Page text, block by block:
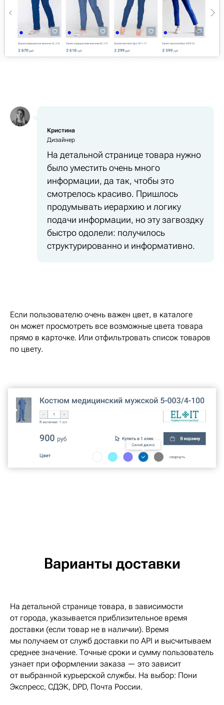
Кристина
Дизайнер
На детальной странице товара нужно
было уместить очень много
информации, да так, чтобы это
смотрелось красиво. Пришлось
продумывать иерархию и логику
подачи информации, но эту загвоздку
быстро одолели: получилось
структурированно и информативно.
Если пользователю очень важен цвет, в каталоге
он может просмотреть все возможные цвета товара
прямо в карточке. Или отфильтровать список товаров
по цвету.
Варианты доставки
На детальной странице товара, в зависимости
от города, указывается приблизительное время
доставки (если товар не в наличии). Время
мы получаем от служб доставки по API и высчитываем
среднее значение. Точные сроки и сумму пользователь
узнает при оформлении заказа — это зависит
от выбранной курьерской службы. На выбор: Пони
Экспресс, СДЭК, DPD, Почта России.